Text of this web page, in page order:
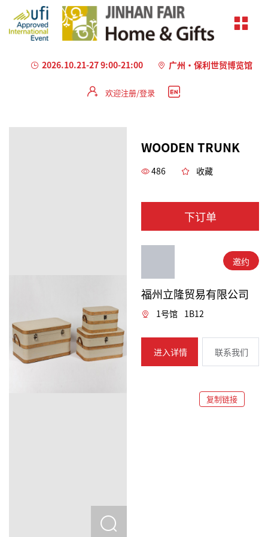
2026.10.21-27 9:00-21:00 广州·保利世贸博览馆
欢迎注册/登录
WOODEN TRUNK
486 收藏
下订单
邀约
福州立隆贸易有限公司
1号馆 1B12
进入详情 联系我们
复制链接